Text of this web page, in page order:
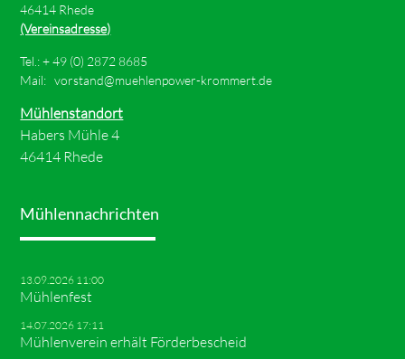
46414 Rhede
(Vereinsadresse)
Tel.: +49 (0) 2872 8685
Mail:vorstand@muehlenpower-krommert.de
Mühlenstandort
Habers Mühle 4
46414 Rhede
Mühlennachrichten
13.09.2026 11:00
Mühlenfest
14.07.2026 17:11
Mühlenverein erhält Förderbescheid